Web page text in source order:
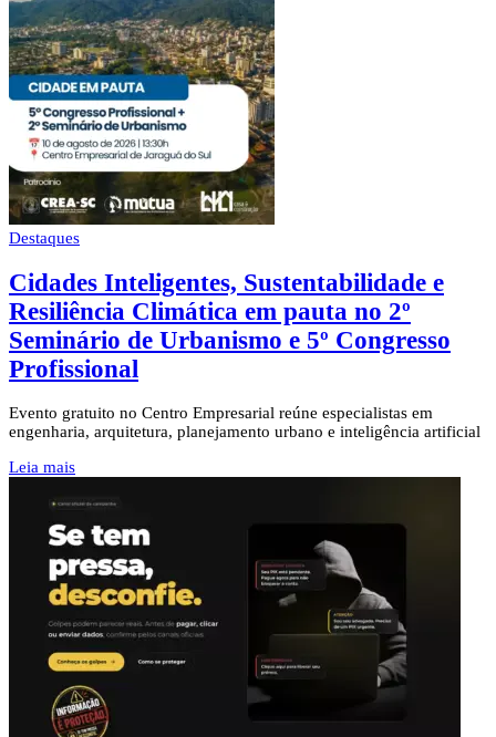
Destaques
Cidades Inteligentes, Sustentabilidade e
Resiliência Climática em pauta no 2º
Seminário de Urbanismo e 5º Congresso
Profissional
Evento gratuito no Centro Empresarial reúne especialistas em
engenharia, arquitetura, planejamento urbano e inteligência artificial
Leia mais